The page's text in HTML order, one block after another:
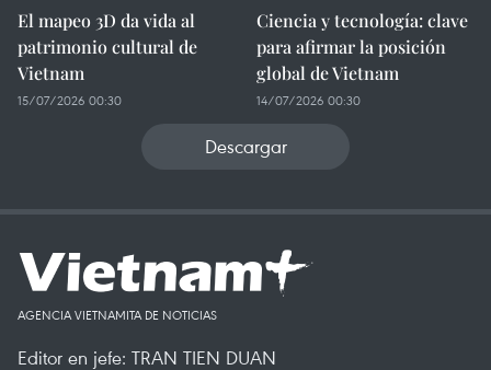
El mapeo 3D da vida al
patrimonio cultural de
Vietnam
15/07/2026 00:30
Ciencia y tecnología: clave
para afirmar la posición
global de Vietnam
14/07/2026 00:30
Descargar
AGENCIA VIETNAMITA DE NOTICIAS
Editor en jefe: TRAN TIEN DUAN